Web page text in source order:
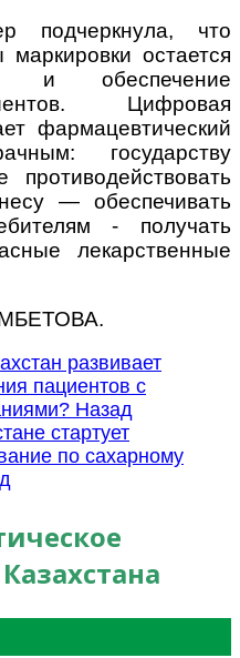
подчеркнула, что
остается
и обеспечение
Цифровая
фармацевтический
государству
противодействовать
— обеспечивать
- получать
лекарственные
развивает
пациентов с
Назад
стартует
по сахарному